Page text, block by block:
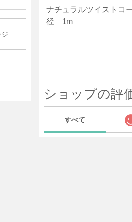
ナチュラルツイストコ
径 1m
ショップの評
すべて